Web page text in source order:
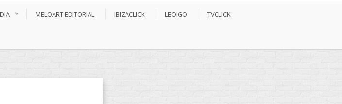
MELQART EDITORIAL IBIZACLICK LEOIGO TVCLICK